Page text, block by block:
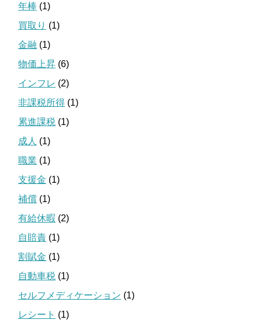
年棒 (1)
買取り (1)
金融 (1)
物価上昇 (6)
インフレ (2)
非課税所得 (1)
累進課税 (1)
成人 (1)
職業 (1)
支援金 (1)
補償 (1)
有給休暇 (2)
自賠責 (1)
割賦金 (1)
自動車税 (1)
セルフメディケーション (1)
レシート (1)